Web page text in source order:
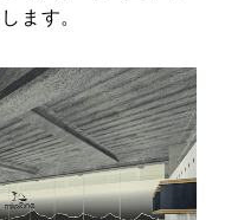
ます。